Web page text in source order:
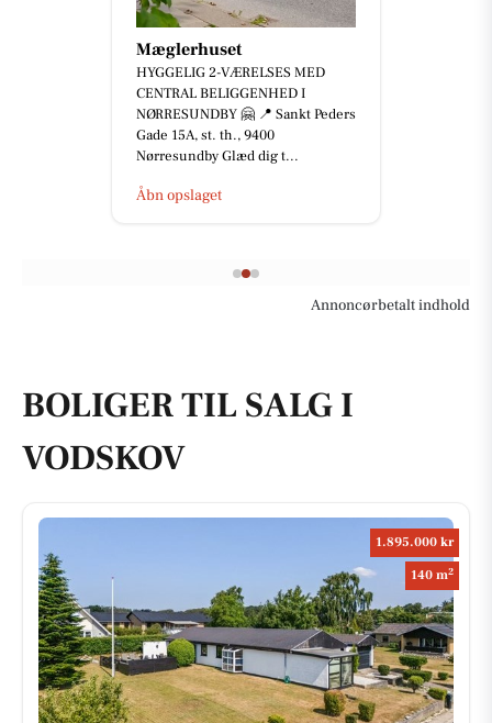
JK Auto ApS
⚡️ 𝟐 𝐗 𝐌𝐈𝐍𝐈 𝐀𝐂𝐄𝐌𝐀𝐍 𝐄 – 𝐊𝐔𝐍
𝟐𝟐𝟗.𝟖𝟎𝟎 𝐊𝐑. ⚡️ Er du på udkig efter
en kompakt og veludstyret elbil
med m...
Åbn opslaget
Annoncørbetalt indhold
BOLIGER TIL SALG I
VODSKOV
1.895.000 kr
140 m2